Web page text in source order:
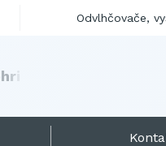
hr
Odvlhčovače,